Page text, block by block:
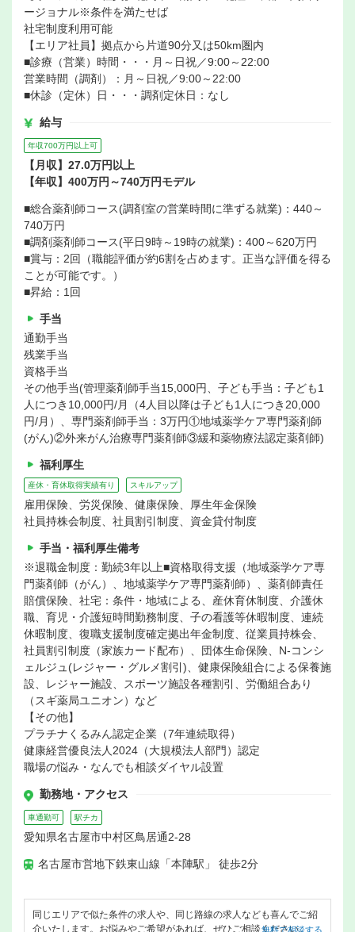
ージョナル※条件を満たせば
社宅制度利用可能
【エリア社員】拠点から片道90分又は50km圏内
■診療（営業）時間・・・月～日祝／9:00～22:00
営業時間（調剤）：月～日祝／9:00～22:00
■休診（定休）日・・・調剤定休日：なし
給与
年収700万円以上可
【月収】27.0万円以上
【年収】400万円～740万円モデル
■総合薬剤師コース(調剤室の営業時間に準ずる就業)：440～
740万円
■調剤薬剤師コース(平日9時～19時の就業)：400～620万円
■賞与：2回（職能評価が約6割を占めます。正当な評価を得る
ことが可能です。）
■昇給：1回
手当
通勤手当
残業手当
資格手当
その他手当(管理薬剤師手当15,000円、子ども手当：子ども1
人につき10,000円/月（4人目以降は子ども1人につき20,000
円/月）、専門薬剤師手当：3万円①地域薬学ケア専門薬剤師
(がん)②外来がん治療専門薬剤師③緩和薬物療法認定薬剤師)
福利厚生
産休・育休取得実績有り スキルアップ
雇用保険、労災保険、健康保険、厚生年金保険
社員持株会制度、社員割引制度、資金貸付制度
手当・福利厚生備考
※退職金制度：勤続3年以上■資格取得支援（地域薬学ケア専
門薬剤師（がん）、地域薬学ケア専門薬剤師）、薬剤師責任
賠償保険、社宅：条件・地域による、産休育休制度、介護休
職、育児・介護短時間勤務制度、子の看護等休暇制度、連続
休暇制度、復職支援制度確定拠出年金制度、従業員持株会、
社員割引制度（家族カード配布）、団体生命保険、N-コンシ
ェルジュ(レジャー・グルメ割引)、健康保険組合による保養施
設、レジャー施設、スポーツ施設各種割引、労働組合あり
（スギ薬局ユニオン）など
【その他】
プラチナくるみん認定企業（7年連続取得）
健康経営優良法人2024（大規模法人部門）認定
職場の悩み・なんでも相談ダイヤル設置
勤務地・アクセス
車通勤可 駅チカ
愛知県名古屋市中村区鳥居通2-28
名古屋市営地下鉄東山線「本陣駅」 徒歩2分
同じエリアで似た条件の求人や、同じ路線の求人なども喜んでご紹
介いたします。お悩みやご希望があれば、ぜひご相談ください。
無料で相談する